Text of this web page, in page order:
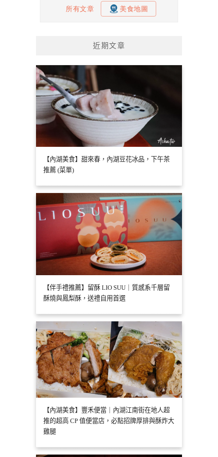
近期文章
【內湖美食】甜來春，內湖豆花冰品，下午茶
推薦 (菜單)
【伴手禮推薦】留酥 LIO SUU｜質感系千層留
酥燒與鳳梨酥，送禮自用首選
【內湖美食】豐禾便當｜內湖江南街在地人超
推的超高 CP 值便當店，必點招牌厚排與酥炸大
雞腿